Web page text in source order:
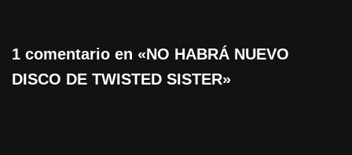
1 comentario en «NO HABRÁ NUEVO
DISCO DE TWISTED SISTER»